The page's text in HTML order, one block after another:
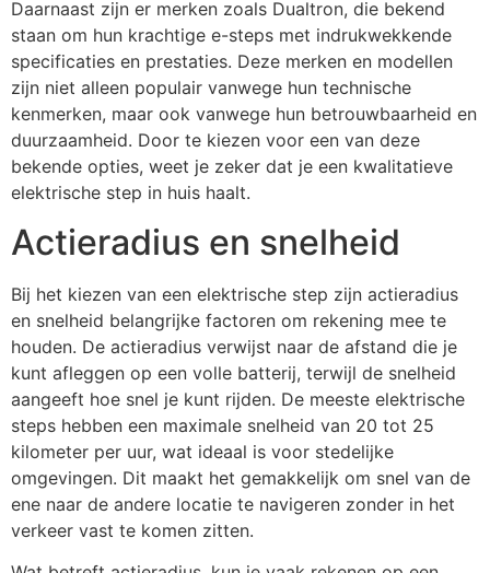
Daarnaast zijn er merken zoals Dualtron, die bekend
staan om hun krachtige e-steps met indrukwekkende
specificaties en prestaties. Deze merken en modellen
zijn niet alleen populair vanwege hun technische
kenmerken, maar ook vanwege hun betrouwbaarheid en
duurzaamheid. Door te kiezen voor een van deze
bekende opties, weet je zeker dat je een kwalitatieve
elektrische step in huis haalt.
Actieradius en snelheid
Bij het kiezen van een elektrische step zijn actieradius
en snelheid belangrijke factoren om rekening mee te
houden. De actieradius verwijst naar de afstand die je
kunt afleggen op een volle batterij, terwijl de snelheid
aangeeft hoe snel je kunt rijden. De meeste elektrische
steps hebben een maximale snelheid van 20 tot 25
kilometer per uur, wat ideaal is voor stedelijke
omgevingen. Dit maakt het gemakkelijk om snel van de
ene naar de andere locatie te navigeren zonder in het
verkeer vast te komen zitten.